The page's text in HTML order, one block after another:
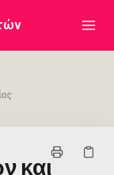
και